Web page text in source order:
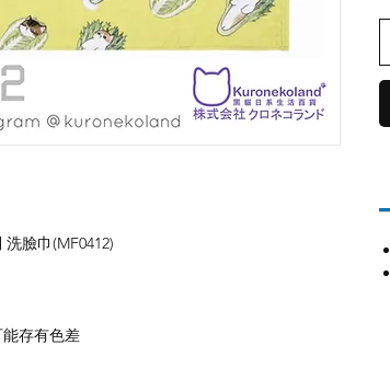
臉巾(MF0412)
存有色差